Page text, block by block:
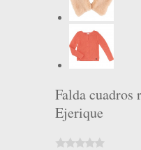
Falda cuadros
Ejerique